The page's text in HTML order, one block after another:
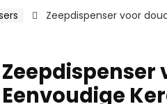
Zeepdispenser voor
Zeepdispenser
Eenvoudige